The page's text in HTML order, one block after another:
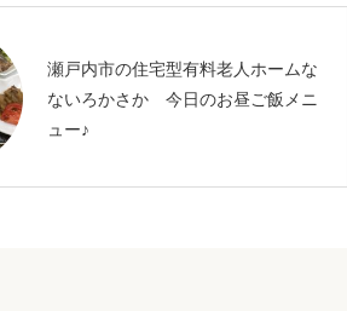
瀬戸内市の住宅型有料老人ホームな
ないろかさか 今日のお昼ご飯メニ
ュー♪